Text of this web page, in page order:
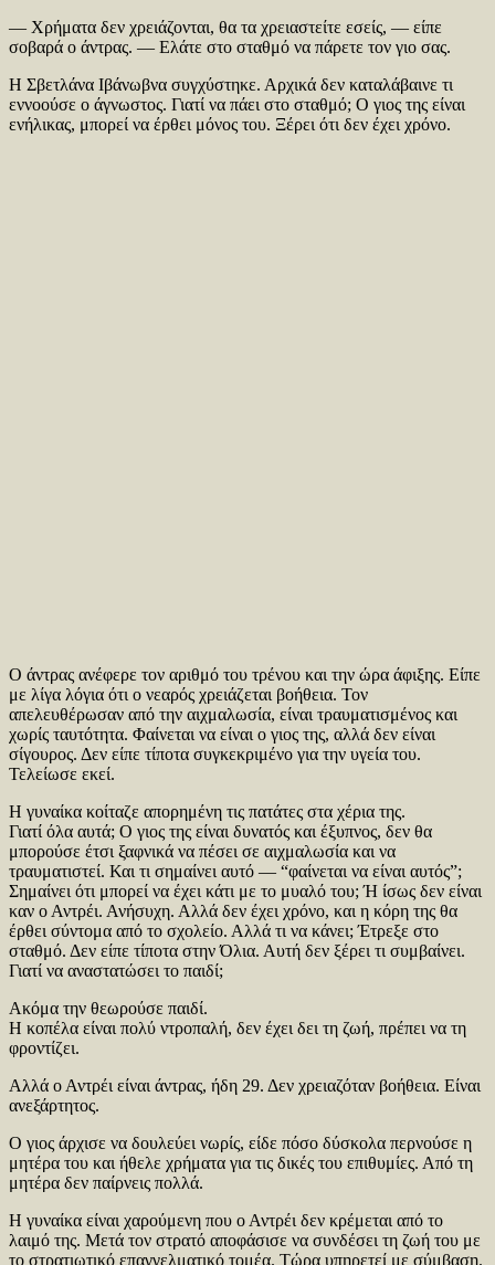
— Χρήματα δεν χρειάζονται, θα τα χρειαστείτε εσείς, — είπε
σοβαρά ο άντρας. — Ελάτε στο σταθμό να πάρετε τον γιο σας.
Η Σβετλάνα Ιβάνωβνα συγχύστηκε. Αρχικά δεν καταλάβαινε τι
εννοούσε ο άγνωστος. Γιατί να πάει στο σταθμό; Ο γιος της είναι
ενήλικας, μπορεί να έρθει μόνος του. Ξέρει ότι δεν έχει χρόνο.
Ο άντρας ανέφερε τον αριθμό του τρένου και την ώρα άφιξης. Είπε
με λίγα λόγια ότι ο νεαρός χρειάζεται βοήθεια. Τον
απελευθέρωσαν από την αιχμαλωσία, είναι τραυματισμένος και
χωρίς ταυτότητα. Φαίνεται να είναι ο γιος της, αλλά δεν είναι
σίγουρος. Δεν είπε τίποτα συγκεκριμένο για την υγεία του.
Τελείωσε εκεί.
Η γυναίκα κοίταζε απορημένη τις πατάτες στα χέρια της.
Γιατί όλα αυτά; Ο γιος της είναι δυνατός και έξυπνος, δεν θα
μπορούσε έτσι ξαφνικά να πέσει σε αιχμαλωσία και να
τραυματιστεί. Και τι σημαίνει αυτό — “φαίνεται να είναι αυτός”;
Σημαίνει ότι μπορεί να έχει κάτι με το μυαλό του; Ή ίσως δεν είναι
καν ο Αντρέι. Ανήσυχη. Αλλά δεν έχει χρόνο, και η κόρη της θα
έρθει σύντομα από το σχολείο. Αλλά τι να κάνει; Έτρεξε στο
σταθμό. Δεν είπε τίποτα στην Όλια. Αυτή δεν ξέρει τι συμβαίνει.
Γιατί να αναστατώσει το παιδί;
Ακόμα την θεωρούσε παιδί.
Η κοπέλα είναι πολύ ντροπαλή, δεν έχει δει τη ζωή, πρέπει να τη
φροντίζει.
Αλλά ο Αντρέι είναι άντρας, ήδη 29. Δεν χρειαζόταν βοήθεια. Είναι
ανεξάρτητος.
Ο γιος άρχισε να δουλεύει νωρίς, είδε πόσο δύσκολα περνούσε η
μητέρα του και ήθελε χρήματα για τις δικές του επιθυμίες. Από τη
μητέρα δεν παίρνεις πολλά.
Η γυναίκα είναι χαρούμενη που ο Αντρέι δεν κρέμεται από το
λαιμό της. Μετά τον στρατό αποφάσισε να συνδέσει τη ζωή του με
το στρατιωτικό επαγγελματικό τομέα. Τώρα υπηρετεί με σύμβαση.